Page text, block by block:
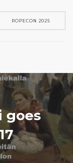
ROPECON 2025
goes